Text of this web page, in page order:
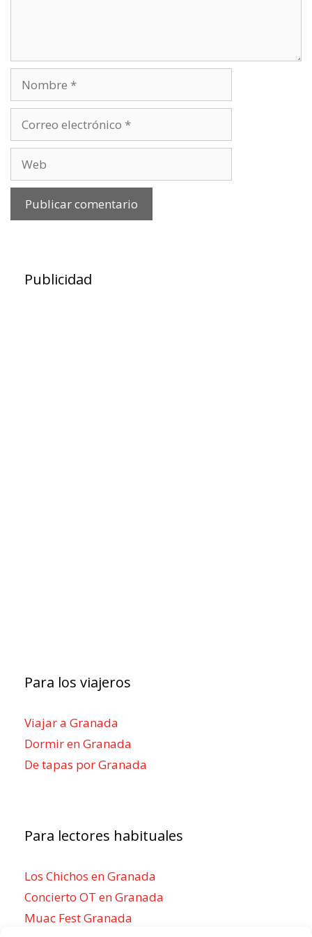
Nombre
Correo
electrónico
Web
Publicidad
Para los viajeros
Viajar a Granada
Dormir en Granada
De tapas por Granada
Para lectores habituales
Los Chichos en Granada
Concierto OT en Granada
Muac Fest Granada